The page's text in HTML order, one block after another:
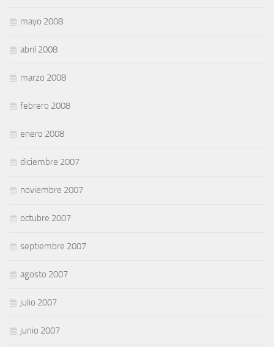
mayo 2008
abril 2008
marzo 2008
febrero 2008
enero 2008
diciembre 2007
noviembre 2007
octubre 2007
septiembre 2007
agosto 2007
julio 2007
junio 2007